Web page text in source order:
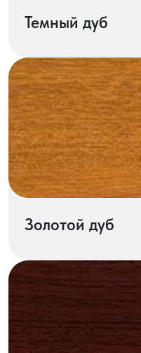
Темный дуб
Золотой дуб